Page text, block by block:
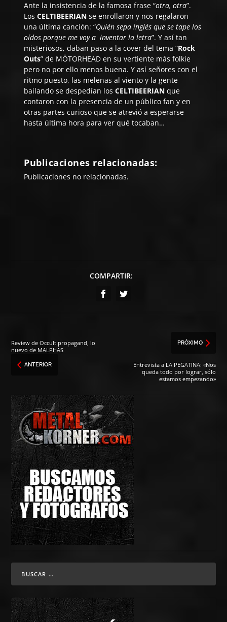
Ante la insistencia de la famosa frase “otra, otra”.
LosCELTIBEERIAN se enrollaron y nos regalaron
una última canción: “Quién sepa inglés que se tape los
oídos porque me voy ainventar la letra”. Y así tan
misteriosos, daban paso a la cover del tema “Rock
Outs” de MÖTORHEAD en su vertiente más folkie
pero no por ello menos buena. Y así señores con el
ritmo puesto, las melenas al viento y la gente
bailando se despedían losCELTIBEERIAN que
contaron con la presencia de un público fan y en
otras partes curioso que se atrevió a esperarse
hasta última hora para ver qué tocaban…
Publicaciones relacionadas:
Publicaciones no relacionadas.
COMPARTIR:
Review de Occult propagand, lo
nuevo de MALPHAS
ANTERIOR
PRÓXIMO
Entrevista a LA PEGATINA: «Nos
queda todo por lograr, sólo
estamos empezando»